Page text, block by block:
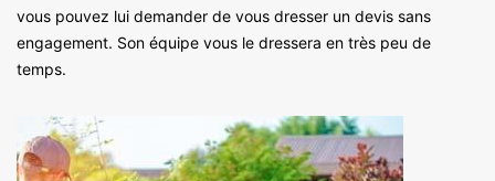
vous pouvez lui demander de vous dresser un devis sans
engagement. Son équipe vous le dressera en très peu de
temps.